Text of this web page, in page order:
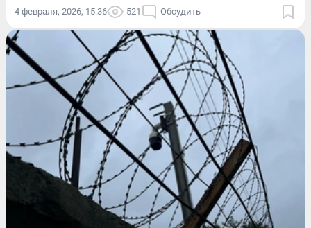
4 февраля, 2026, 15:36 521 Обсудить